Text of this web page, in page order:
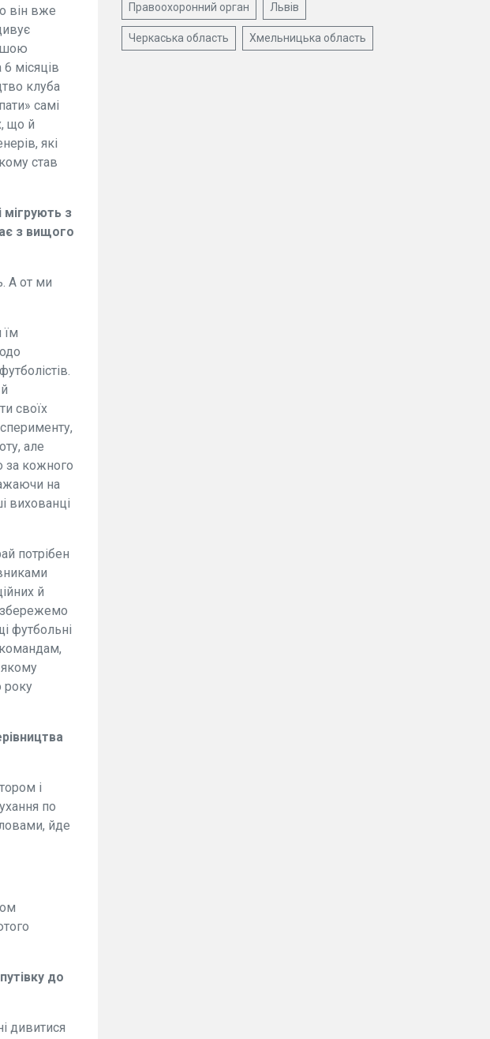
він вже
місяців
клуба
самі
що й
які
став
мігрують з
з вищого
А от ми
їм
своїх
але
за кожного
на
вихованці
потрібен
й
збережемо
футбольні
якому
року
і
по
йде
до
дивитися
Правоохоронний орган Львів
Черкаська область Хмельницька область